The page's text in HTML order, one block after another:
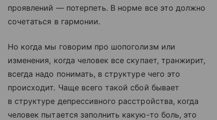
проявлений — потерпеть. В норме все это должно
сочетаться в гармонии.
Но когда мы говорим про шопоголизм или
изменения, когда человек все скупает, транжирит,
всегда надо понимать, в структуре чего это
происходит. Чаще всего такой сбой бывает
в структуре депрессивного расстройства, когда
человек пытается заполнить какую-то боль, это